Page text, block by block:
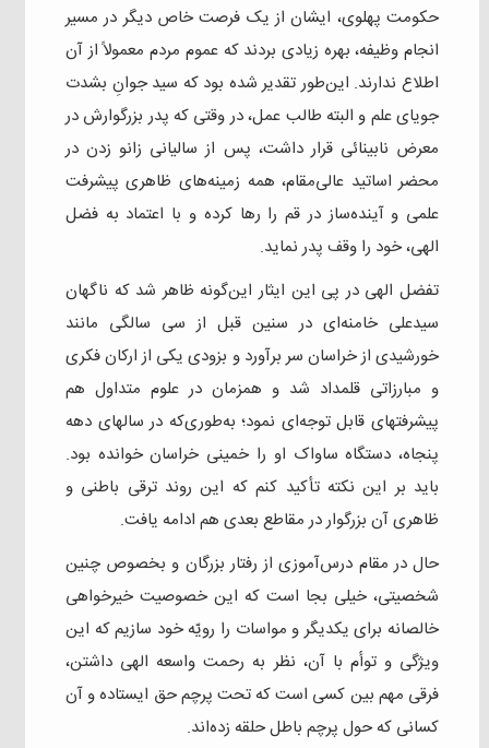
حکومت پهلوی، ایشان از یک فرصت خاص دیگر در مسیر
انجام وظیفه، بهره زیادی بردند که عموم مردم معمولاً از آن
اطلاع ندارند. این‌طور تقدیر شده بود که سید جوانِ بشدت
جویای علم و البته طالب عمل، در وقتی که پدر بزرگوارش در
معرض نابینائی قرار داشت، پس از سالیانی زانو زدن در
محضر اساتید عالی‌مقام، همه‌ زمینه‌های ظاهری پیشرفت
علمی و آینده‌ساز در قم را رها کرده و با اعتماد به فضل
الهی، خود را وقف پدر نماید.
تفضل الهی در پی این ایثار این‌گونه ظاهر شد که ناگهان
سیدعلی خامنه‌ای در سنین قبل از سی‌ سالگی مانند
خورشیدی از خراسان سر برآورد و بزودی یکی از ارکان فکری
و مبارزاتی قلمداد شد و همزمان در علوم متداول هم
پیشرفتهای قابل توجه‌ای نمود؛ به‌طوری‌که در سالهای دهه
پنجاه، دستگاه ساواک او را خمینی خراسان خوانده بود.
باید بر این نکته تأکید کنم که این روند ترقی باطنی و
ظاهری آن بزرگوار در مقاطع بعدی هم ادامه یافت.
حال در مقام درس‌آموزی از رفتار بزرگان و بخصوص چنین
شخصیتی، خیلی بجا است که این خصوصیت خیرخواهی
خالصانه برای یکدیگر و مواسات را رویّه خود سازیم که این
ویژگی و توأم با آن، نظر به رحمت واسعه الهی داشتن،
فرقی مهم بین کسی است که تحت پرچم حق ایستاده و آن
کسانی که حول پرچم باطل حلقه زده‌اند.